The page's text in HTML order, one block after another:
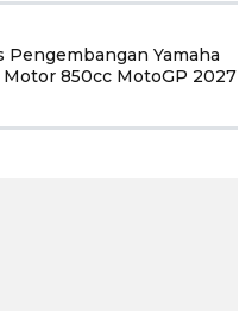
Pengembangan Yamaha
Motor 850cc MotoGP 2027